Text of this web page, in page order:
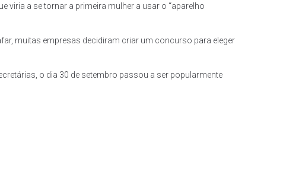
viria a se tornar a primeira mulher a usar o “aparelho
muitas empresas decidiram criar um concurso para eleger
o dia 30 de setembro passou a ser popularmente